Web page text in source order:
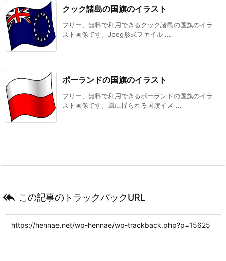
クック諸島の国旗のイラスト
フリー、無料で利用できるクック諸島の国旗のイラ
スト画像です。Jpeg形式ファイル ...
ポーランドの国旗のイラスト
フリー、無料で利用できるポーランドの国旗のイラ
スト画像です。風に揺られる国旗イメ ...
 この記事のトラックバックURL